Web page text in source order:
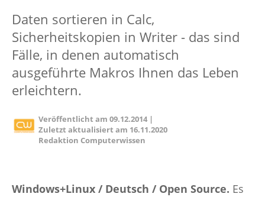
Daten sortieren in Calc,
Sicherheitskopien in Writer - das sind
Fälle, in denen automatisch
ausgeführte Makros Ihnen das Leben
erleichtern.
Veröffentlicht am09.12.2014 |
Zuletzt aktualisiert am 16.11.2020
Redaktion Computerwissen
Windows+Linux / Deutsch / Open Source. Es